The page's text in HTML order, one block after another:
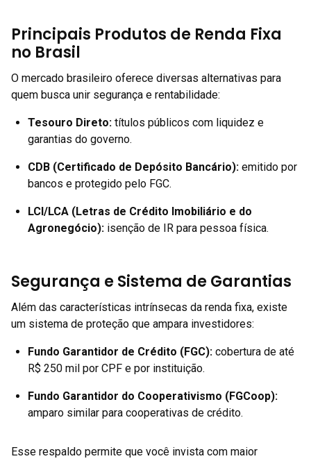
Principais Produtos de Renda Fixa
no Brasil
O mercado brasileiro oferece diversas alternativas para
quem busca unir segurança e rentabilidade:
Tesouro Direto: títulos públicos com liquidez e
garantias do governo.
CDB (Certificado de Depósito Bancário): emitido por
bancos e protegido pelo FGC.
LCI/LCA (Letras de Crédito Imobiliário e do
Agronegócio): isenção de IR para pessoa física.
Segurança e Sistema de Garantias
Além das características intrínsecas da renda fixa, existe
um sistema de proteção que ampara investidores:
Fundo Garantidor de Crédito (FGC): cobertura de até
R$ 250 mil por CPF e por instituição.
Fundo Garantidor do Cooperativismo (FGCoop):
amparo similar para cooperativas de crédito.
Esse respaldo permite que você invista com maior